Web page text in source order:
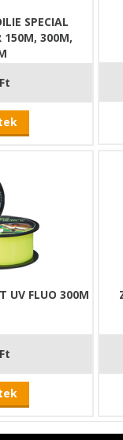
SPECIAL
150M, 300M,
UV FLUO 300M